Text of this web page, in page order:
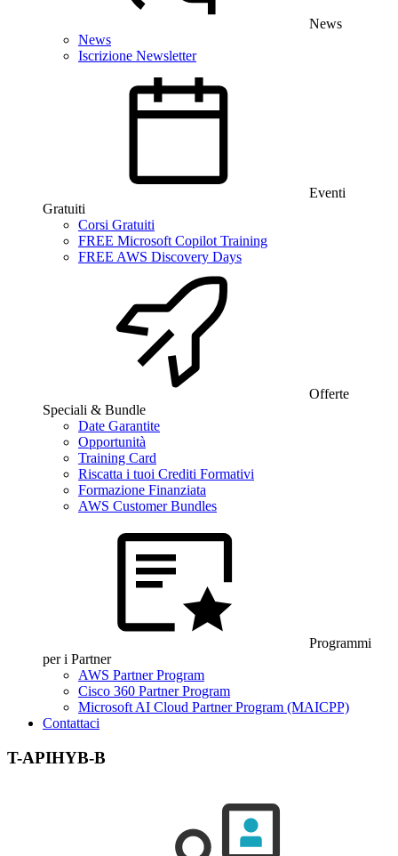
News
News
Iscrizione Newsletter
Eventi
Gratuiti
Corsi Gratuiti
FREE Microsoft Copilot Training
FREE AWS Discovery Days
Offerte
Speciali & Bundle
Date Garantite
Opportunità
Training Card
Riscatta i tuoi Crediti Formativi
Formazione Finanziata
AWS Customer Bundles
Programmi
per i Partner
AWS Partner Program
Cisco 360 Partner Program
Microsoft AI Cloud Partner Program (MAICPP)
Contattaci
T-APIHYB-B